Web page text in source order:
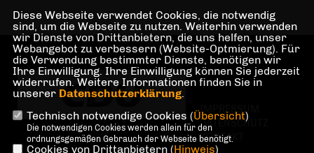
IMPRESSUM
DATENSCHUTZ
KONTAKT
Diese Webseite verwendet Cookies, die notwendig
sind, um die Webseite zu nutzen. Weiterhin verwenden
wir Dienste von Drittanbietern, die uns helfen, unser
Webangebot zu verbessern (Website-Optmierung). Für
die Verwendung bestimmter Dienste, benötigen wir
Ihre Einwilligung. Ihre Einwilligung können Sie jederzeit
widerrufen. Weitere Informationen finden Sie in
unserer Datenschutzerklärung.
Technisch notwendige Cookies (Übersicht)
Die notwendigen Cookies werden allein für den
ordnungsgemäßen Gebrauch der Webseite benötigt.
Cookies von Drittanbietern (Hinweis)